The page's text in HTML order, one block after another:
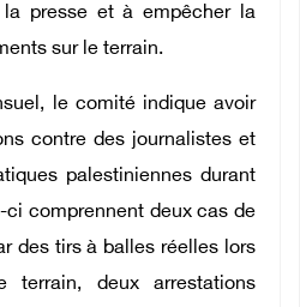
presse et à empêcher la
sur le terrain.
le comité indique avoir
contre des journalistes et
palestiniennes durant
comprennent deux cas de
des tirs à balles réelles lors
terrain, deux arrestations